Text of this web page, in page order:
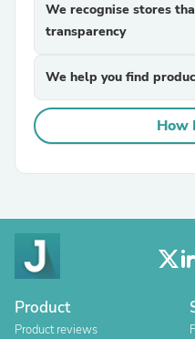
We recognise stores
transparency
We help you find
How
Product
Product reviews